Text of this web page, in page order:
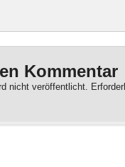
Kommentar
nicht veröffentlicht.